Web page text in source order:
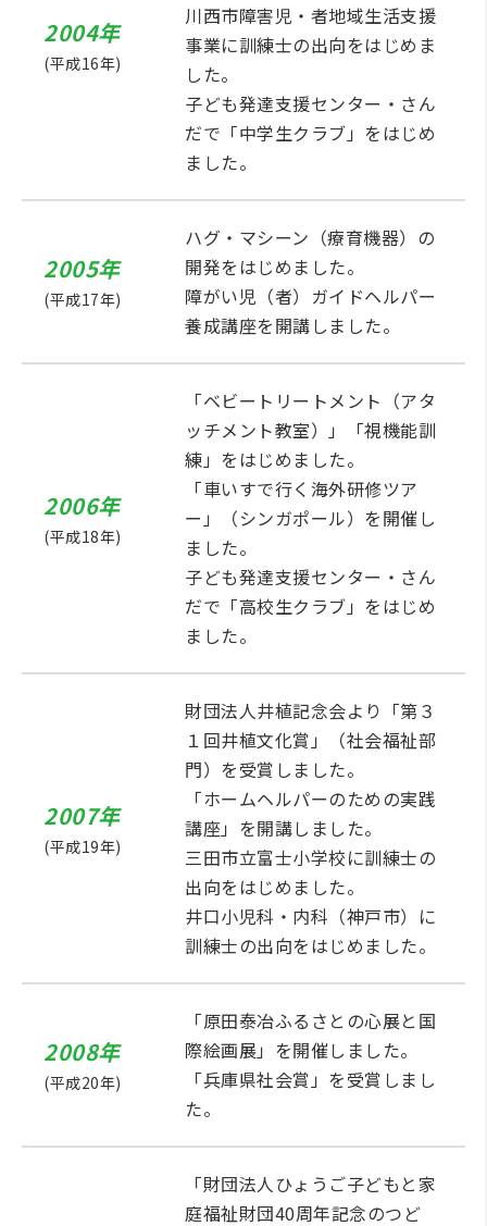
2004年
(平成16年)
川西市障害児・者地域生活支援
事業に訓練士の出向をはじめま
した。
子ども発達支援センター・さん
だで「中学生クラブ」をはじめ
ました。
2005年
(平成17年)
ハグ・マシーン（療育機器）の
開発をはじめました。
障がい児（者）ガイドヘルパー
養成講座を開講しました。
2006年
(平成18年)
「ベビートリートメント（アタ
ッチメント教室）」「視機能訓
練」をはじめました。
「車いすで行く海外研修ツア
ー」（シンガポール）を開催し
ました。
子ども発達支援センター・さん
だで「高校生クラブ」をはじめ
ました。
2007年
(平成19年)
財団法人井植記念会より「第３
１回井植文化賞」（社会福祉部
門）を受賞しました。
「ホームヘルパーのための実践
講座」を開講しました。
三田市立富士小学校に訓練士の
出向をはじめました。
井口小児科・内科（神戸市）に
訓練士の出向をはじめました。
2008年
(平成20年)
「原田泰冶ふるさとの心展と国
際絵画展」を開催しました。
「兵庫県社会賞」を受賞しまし
た。
「財団法人ひょうご子どもと家
庭福祉財団40周年記念のつど